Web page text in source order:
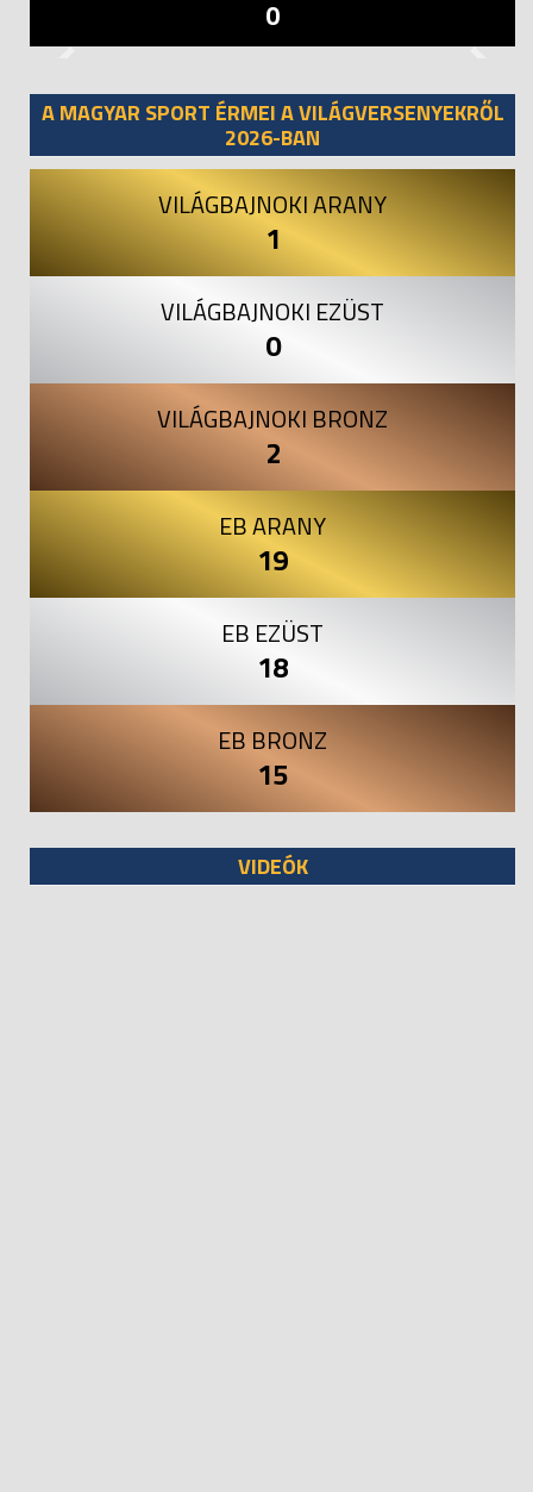
0
A MAGYAR SPORT ÉRMEI A VILÁGVERSENYEKRŐL
2026-BAN
VILÁGBAJNOKI ARANY
1
VILÁGBAJNOKI EZÜST
0
VILÁGBAJNOKI BRONZ
2
EB ARANY
19
EB EZÜST
18
EB BRONZ
15
VIDEÓK